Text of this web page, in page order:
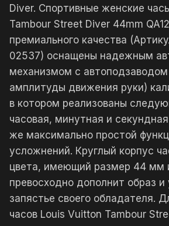
Diver. Спортивные женские
Tambour Street Diver 44mm
премиального качества
02537) оснащены надежным
механизмом с
амплитуды движения руки)
в котором реализованы
часовая, минутная и
же максимально простой
усложнений. Круглый корпус
цвета, имеющий размер 44 мм
превосходно дополнит образ и
запястье своего обладателя.
часов Louis Vuitton Tambour